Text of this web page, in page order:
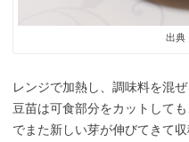
出典
レンジで加熱し、調味料を混
豆苗は可食部分をカットして
でまた新しい芽が伸びてきて